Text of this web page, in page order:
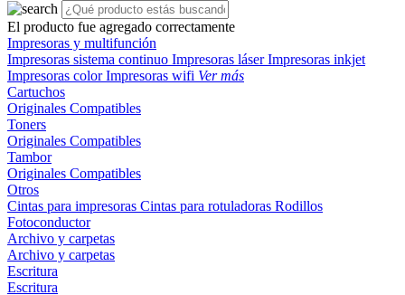
El producto fue agregado correctamente
Impresoras y multifunción
Impresoras sistema continuo Impresoras láserImpresoras inkjet
Impresoras colorImpresoras wifi Ver más
Cartuchos
Originales Compatibles
Toners
Originales Compatibles
Tambor
Originales Compatibles
Otros
Cintas para impresoras Cintas para rotuladoras Rodillos
Fotoconductor
Archivo y carpetas
Archivo y carpetas
Escritura
Escritura